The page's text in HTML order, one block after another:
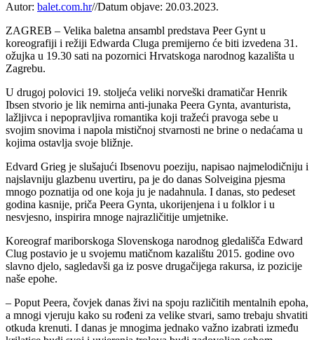
Autor: balet.com.hr//Datum objave: 20.03.2023.
ZAGREB – Velika baletna ansambl predstava Peer Gynt u
koreografiji i režiji Edwarda Cluga premijerno će biti izvedena 31.
ožujka u 19.30 sati na pozornici Hrvatskoga narodnog kazališta u
Zagrebu.
U drugoj polovici 19. stoljeća veliki norveški dramatičar Henrik
Ibsen stvorio je lik nemirna anti-junaka Peera Gynta, avanturista,
lažljivca i nepopravljiva romantika koji tražeći pravoga sebe u
svojim snovima i napola mističnoj stvarnosti ne brine o nedaćama u
kojima ostavlja svoje bližnje.
Edvard Grieg je slušajući Ibsenovu poeziju, napisao najmelodičniju i
najslavniju glazbenu uvertiru, pa je do danas Solveigina pjesma
mnogo poznatija od one koja ju je nadahnula. I danas, sto pedeset
godina kasnije, priča Peera Gynta, ukorijenjena i u folklor i u
nesvjesno, inspirira mnoge najrazličitije umjetnike.
Koreograf mariborskoga Slovenskoga narodnog gledališča Edward
Clug postavio je u svojemu matičnom kazalištu 2015. godine ovo
slavno djelo, sagledavši ga iz posve drugačijega rakursa, iz pozicije
naše epohe.
– Poput Peera, čovjek danas živi na spoju različitih mentalnih epoha,
a mnogi vjeruju kako su rođeni za velike stvari, samo trebaju shvatiti
otkuda krenuti. I danas je mnogima jednako važno izabrati između